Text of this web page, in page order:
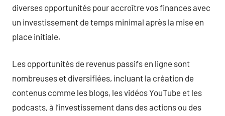
diverses opportunités pour accroître vos finances avec
un investissement de temps minimal après la mise en
place initiale.
Les opportunités de revenus passifs en ligne sont
nombreuses et diversifiées, incluant la création de
contenus comme les blogs, les vidéos YouTube et les
podcasts, à l’investissement dans des actions ou des